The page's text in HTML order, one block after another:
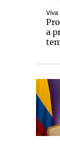
Viva
a